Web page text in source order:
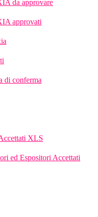
da approvare
approvati
di conferma
XLS
ed Espositori Accettati